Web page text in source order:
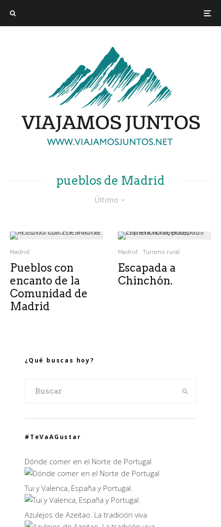
pueblos de Madrid
Último
Madrid
Pueblos con
encanto de la
Comunidad de
Madrid
Madrid Turismo rural
Escapada a
Chinchón.
¿Qué buscas hoy?
#TeVaAGustar
Dónde comer en el Norte de Portugal
Tui y Valenca, España y Portugal.
Azulejos de Azeitao. La tradición viva